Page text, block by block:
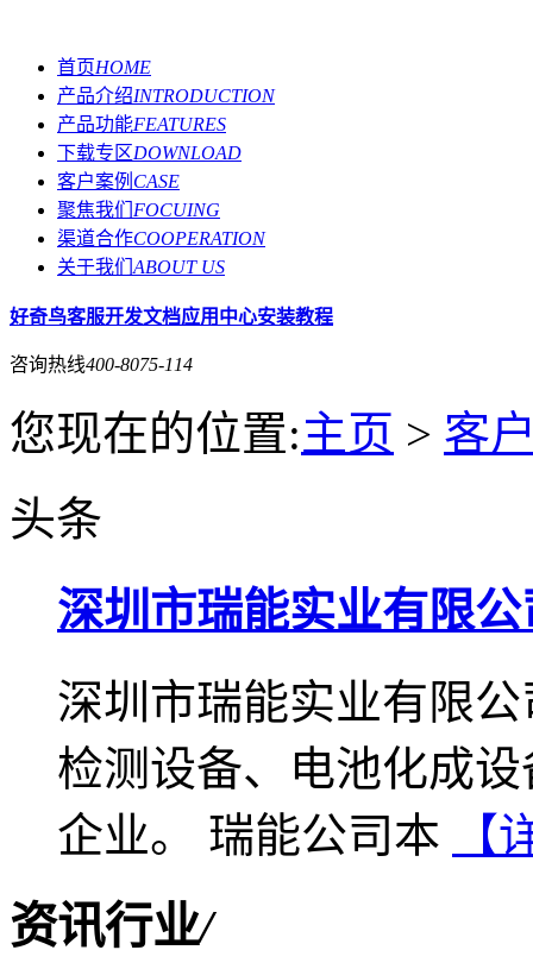
首页HOME
产品介绍INTRODUCTION
产品功能FEATURES
下载专区DOWNLOAD
客户案例 CASE
聚焦我们 FOCUING
渠道合作COOPERATION
关于我们 ABOUT US
好奇鸟客服开发文档应用中心安装教程
咨询热线400-8075-114
您现在的位置:主页 > 客
头条
深圳市瑞能实业有限公
深圳市瑞能实业有限
检测设备、电池化成
企业。 瑞能公司本
【
资讯行业/